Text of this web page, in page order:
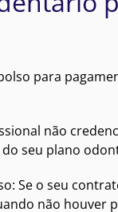
para
não
seu plano
Se o seu
não houver